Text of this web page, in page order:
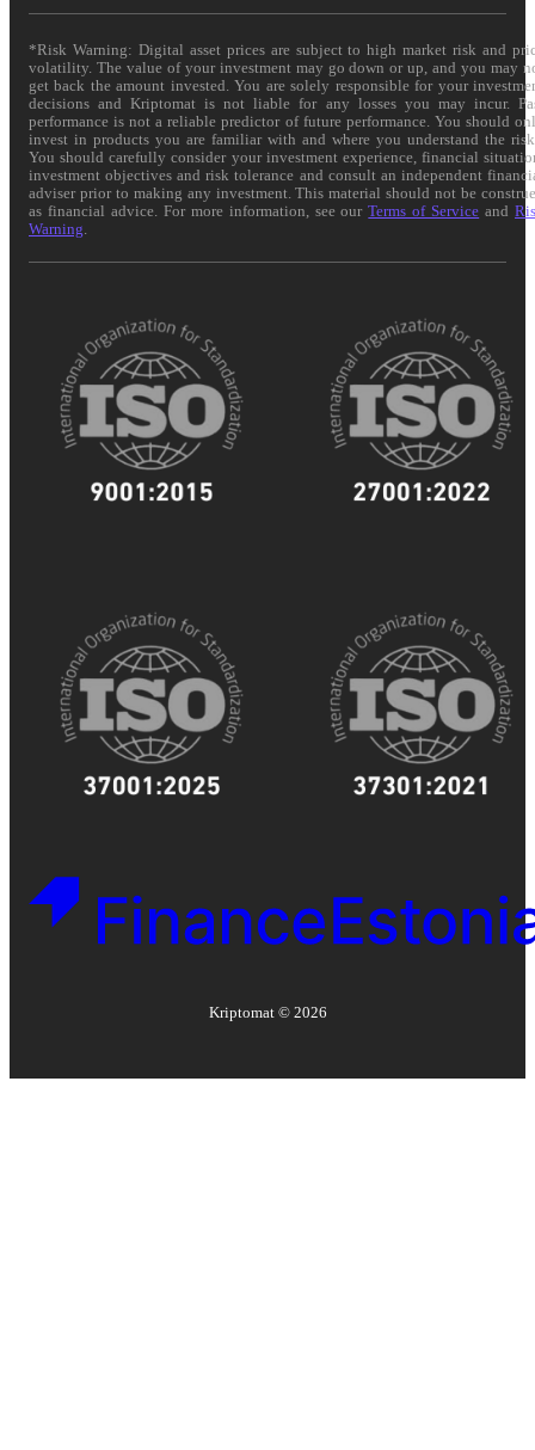
*Risk Warning: Digital asset prices are subject to high market risk and
volatility. The value of your investment may go down or up, and you may
get back the amount invested. You are solely responsible for your
decisions and Kriptomat is not liable for any losses you may incur.
performance is not a reliable predictor of future performance. You should
invest in products you are familiar with and where you understand the
You should carefully consider your investment experience, financial
investment objectives and risk tolerance and consult an independent
adviser prior to making any investment. This material should not be
as financial advice. For more information, see ourTerms of Service and
Warning
Kriptomat © 2026